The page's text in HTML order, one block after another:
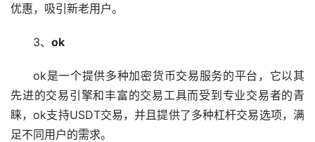
优惠，吸引新老用户。
3、 ok
ok是一个提供多种加密货币交易服务的平台，它以其
先进的交易引擎和丰富的交易工具而受到专业交易者的青
睐，ok支持USDT交易，并且提供了多种杠杆交易选项，满
足不同用户的需求。